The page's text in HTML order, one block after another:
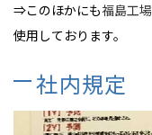
⇒このほかにも福島工場
使用しております。
社内規定